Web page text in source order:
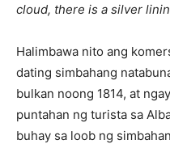
cloud, there is a silver
Halimbawa nito ang
dating simbahang
bulkan noong 1814, at
puntahan ng turista sa
buhay sa loob ng